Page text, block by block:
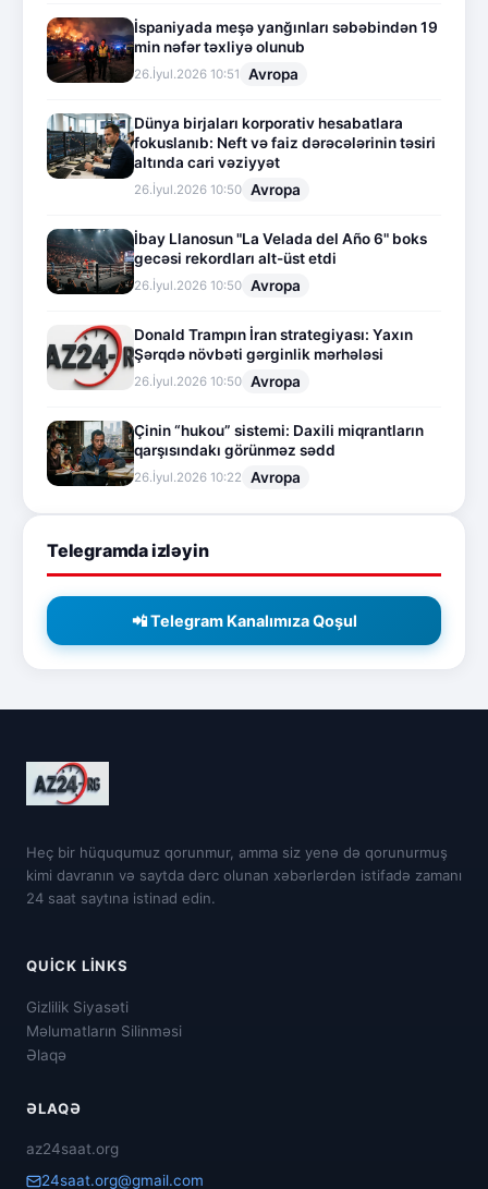
İspaniyada meşə yanğınları səbəbindən 19
min nəfər təxliyə olunub
26.İyul.2026 10:51 Avropa
Dünya birjaları korporativ hesabatlara
fokuslanıb: Neft və faiz dərəcələrinin təsiri
altında cari vəziyyət
26.İyul.2026 10:50 Avropa
İbay Llanosun "La Velada del Año 6" boks
gecəsi rekordları alt-üst etdi
26.İyul.2026 10:50 Avropa
Donald Trampın İran strategiyası: Yaxın
Şərqdə növbəti gərginlik mərhələsi
26.İyul.2026 10:50 Avropa
Çinin “hukou” sistemi: Daxili miqrantların
qarşısındakı görünməz sədd
26.İyul.2026 10:22 Avropa
Telegramda izləyin
📲 Telegram Kanalımıza Qoşul
Heç bir hüququmuz qorunmur, amma siz yenə də qorunurmuş
kimi davranın və saytda dərc olunan xəbərlərdən istifadə zamanı
24 saat saytına istinad edin.
QUICK LINKS
Gizlilik Siyasəti
Məlumatların Silinməsi
Əlaqə
ƏLAQƏ
az24saat.org
24saat.org@gmail.com